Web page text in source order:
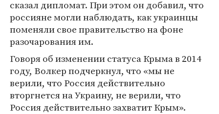
сказал дипломат. При этом он добавил, что
россияне могли наблюдать, как украинцы
поменяли свое правительство на фоне
разочарования им.
Говоря об изменении статуса Крыма в 2014
году, Волкер подчеркнул, что «мы не
верили, что Россия действительно
вторгнется на Украину, не верили, что
Россия действительно захватит Крым».